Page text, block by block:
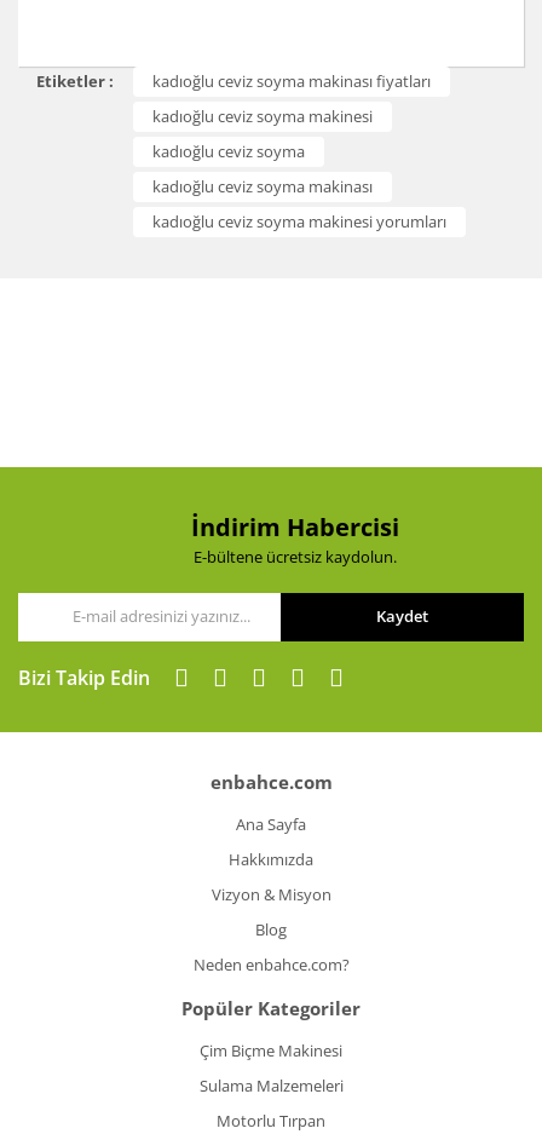
Etiketler :
kadıoğlu ceviz soyma makinası fiyatları
kadıoğlu ceviz soyma makinesi
kadıoğlu ceviz soyma
kadıoğlu ceviz soyma makinası
kadıoğlu ceviz soyma makinesi yorumları
İndirim Habercisi
E-bültene ücretsiz kaydolun.
Kaydet
Bizi Takip Edin
enbahce.com
Ana Sayfa
Hakkımızda
Vizyon & Misyon
Blog
Neden enbahce.com?
Popüler Kategoriler
Çim Biçme Makinesi
Sulama Malzemeleri
Motorlu Tırpan